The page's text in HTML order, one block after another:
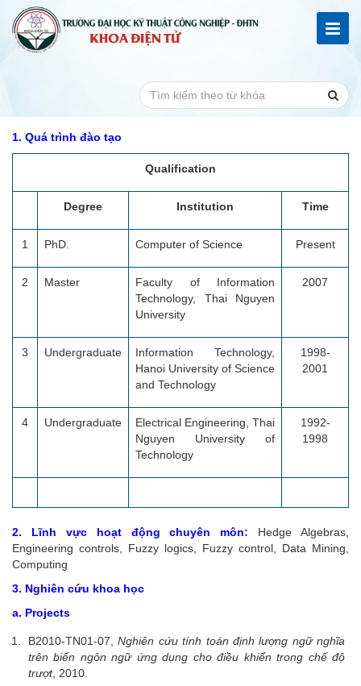
1. Quá trình đào tạo
Qualification
Degree Institution Time
1 PhD. Computer of Science Present
2 Master
Faculty of Information
Technology, Thai Nguyen
University
2007
3 Undergraduate
Information Technology,
Hanoi University of Science
and Technology
1998-
2001
4 Undergraduate
Electrical Engineering, Thai
Nguyen University of
Technology
1992-
1998
2. Lĩnh vực hoạt động chuyên môn: Hedge Algebras,
Engineering controls, Fuzzy logics, Fuzzy control, Data Mining,
Computing
3. Nghiên cứu khoa học
a. Projects
B2010-TN01-07,Nghiên cứu tính toán định lượng ngữ nghĩa
trên biến ngôn ngữ ứng dụng cho điều khiển trong chế độ
trượt, 2010.